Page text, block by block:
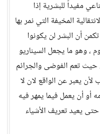
مفيداً للبشرية إذا
المخيفة التي نمر بها
أن البشر لن يكونوا
، وهو ما يجعل السيناريو
حيث تعم الفوضى والجرائم
يعبر عن الواقع لان لا
أو أن يعمل فيما يمهر فيه
يعيد تعريف الأشياء